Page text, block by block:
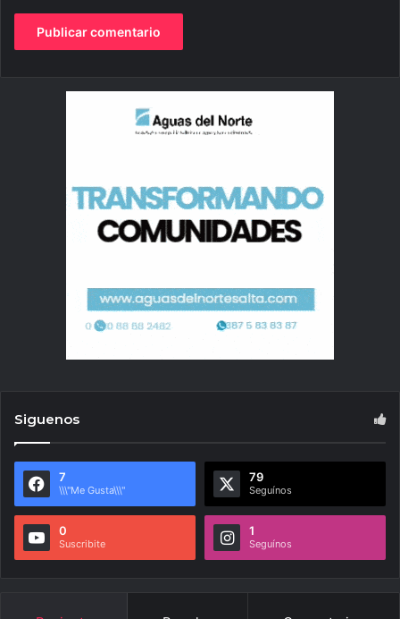
Siguenos
7
\\\"Me Gusta\\\"
79
Seguínos
0
Suscribite
1
Seguínos